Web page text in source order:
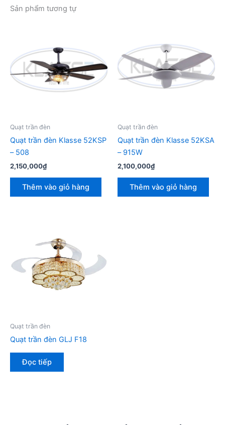
Sản phẩm tương tự
Quạt trần đèn
Quạt trần đèn Klasse 52KSP
– 508
2,150,000₫
Thêm vào giỏ hàng
Quạt trần đèn
Quạt trần đèn Klasse 52KSA
– 915W
2,100,000₫
Thêm vào giỏ hàng
Quạt trần đèn
Quạt trần đèn GLJ F18
Đọc tiếp